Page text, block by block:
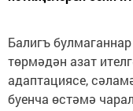
Балигъ
төрмәдән азат
адаптациясе,
буенча өстәмә